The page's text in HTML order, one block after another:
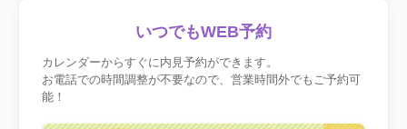
いつでもWEB予約
カレンダーからすぐに内見予約ができます。
お電話での時間調整が不要なので、営業時間外でもご予約可
能！